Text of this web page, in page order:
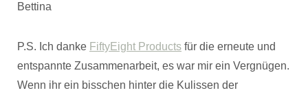
Bettina
P.S. Ich danke FiftyEight Products für die erneute und
entspannte Zusammenarbeit, es war mir ein Vergnügen.
Wenn ihr ein bisschen hinter die Kulissen der